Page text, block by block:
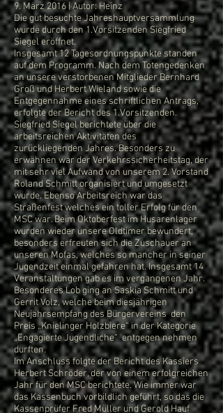
9. März 2016 | Autor: Heinz
Die gut besuchte Jahreshauptversammlung
wurde durch den 1.Vorsitzenden Siegfried
Siegel eröffnet.
Insgesamt 12 Tagesordnungspunkte standen
auf dem Programm. Nach dem Totengedenken
an unsere verstorbenen Mitglieder Bernhard
Groß und Herbert Wieland sowie die
Entgegennahme eines schriftlichen Antrags,
erfolgte der Bericht des 1.Vorsitzenden.
Siegfried Siegel berichtete über die
arbeitsreichen Aktivitäten des
zurückliegenden Jahres. Besonders zu
erwähnen war der Verkehrssicherheitstag, der
mit sehr viel Aufwand von unserem 2. Vorstand
Roland Schmitt organisiert und umgesetzt
wurde. Ebenso Arbeitsreich war das
Straßenfest welches ein toller Erfolg für den
MSC war. Beim Oktoberfest im Husarenlager
wurden wieder unsere Oldtimer bewundert,
besonders erfreuten sich die Zuschauer an
unseren Mofas, welches so mancher in seiner
Jugendzeit einmal gefahren hat. Insgesamt 14
Veranstaltungen gab es im vergangenen Jahr.
Besonderes Lob ging an Saskia Schmitt und
Gerrit Volz, welche beim diesjährigen
Neujahrsempfang des Bürgervereins den
Preis „Knielinger Holzbiere“ in der Kategorie
„Engagierte Jugendliche“ entgegen nehmen
durften.
Im Anschluss folgte der Bericht des Kassiers
Herbert Schröder, der von einem erfolgreichen
Jahr für den MSC berichtete. Wie immer war
das Kassenbuch vorbildlich geführt, so das die
Kassenprüfer Fred Müller und Gerold Hauf